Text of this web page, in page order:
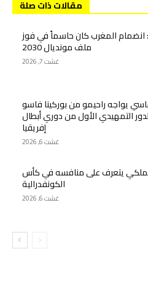
مقالات ذات صلة
انضمام المغرب كان حاسماً في فوز
ملف مونديال 2030
غشت 7, 2026
يواجه راحيمو من بوركينا فاسو
التمهيدي الأول من دوري أبطال
إفريقيا
غشت 6, 2026
يتعرف على منافسه في كأس
الكونفدرالية
غشت 6, 2026